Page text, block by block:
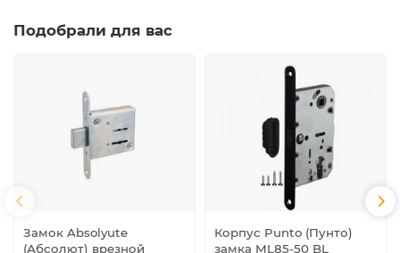
Подобрали для вас
Замок Absolyute
(Абсолют) врезной
Корпус Punto (Пунто)
замка ML85-50 BL